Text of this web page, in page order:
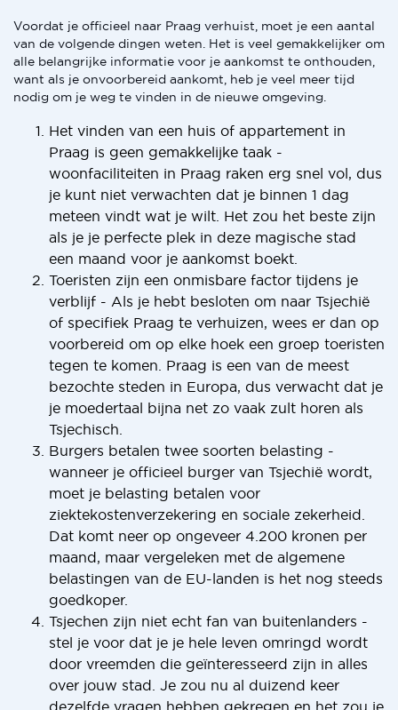
Voordat je officieel naar Praag verhuist, moet je een aantal
van de volgende dingen weten. Het is veel gemakkelijker om
alle belangrijke informatie voor je aankomst te onthouden,
want als je onvoorbereid aankomt, heb je veel meer tijd
nodig om je weg te vinden in de nieuwe omgeving.
Het vinden van een huis of appartement in
Praag is geen gemakkelijke taak -
woonfaciliteiten in Praag raken erg snel vol, dus
je kunt niet verwachten dat je binnen 1 dag
meteen vindt wat je wilt. Het zou het beste zijn
als je je perfecte plek in deze magische stad
een maand voor je aankomst boekt.
Toeristen zijn een onmisbare factor tijdens je
verblijf - Als je hebt besloten om naar Tsjechië
of specifiek Praag te verhuizen, wees er dan op
voorbereid om op elke hoek een groep toeristen
tegen te komen. Praag is een van de meest
bezochte steden in Europa, dus verwacht dat je
je moedertaal bijna net zo vaak zult horen als
Tsjechisch.
Burgers betalen twee soorten belasting -
wanneer je officieel burger van Tsjechië wordt,
moet je belasting betalen voor
ziektekostenverzekering en sociale zekerheid.
Dat komt neer op ongeveer 4.200 kronen per
maand, maar vergeleken met de algemene
belastingen van de EU-landen is het nog steeds
goedkoper.
Tsjechen zijn niet echt fan van buitenlanders -
stel je voor dat je je hele leven omringd wordt
door vreemden die geïnteresseerd zijn in alles
over jouw stad. Je zou nu al duizend keer
dezelfde vragen hebben gekregen en het zou je